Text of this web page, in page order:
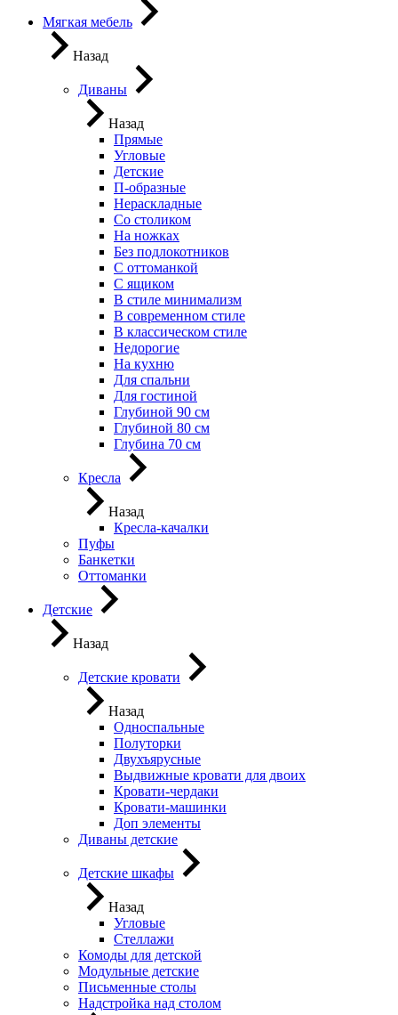
Мягкая мебель
Назад
Диваны
Назад
Прямые
Угловые
Детские
П-образные
Нераскладные
Со столиком
На ножках
Без подлокотников
С оттоманкой
С ящиком
В стиле минимализм
В современном стиле
В классическом стиле
Недорогие
На кухню
Для спальни
Для гостиной
Глубиной 90 см
Глубиной 80 см
Глубина 70 см
Кресла
Назад
Кресла-качалки
Пуфы
Банкетки
Оттоманки
Детские
Назад
Детские кровати
Назад
Односпальные
Полуторки
Двухъярусные
Выдвижные кровати для двоих
Кровати-чердаки
Кровати-машинки
Доп элементы
Диваны детские
Детские шкафы
Назад
Угловые
Стеллажи
Комоды для детской
Модульные детские
Письменные столы
Надстройка над столом